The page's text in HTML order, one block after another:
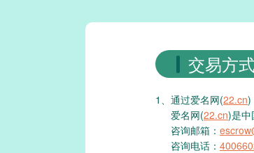
交易方式
1、通过爱名网(22.cn)
爱名网(22.cn)是中
咨询邮箱：
咨询电话：